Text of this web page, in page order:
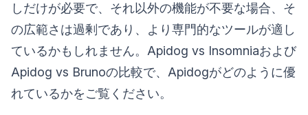
しだけが必要で、それ以外の機能が不要な場合、そ
の広範さは過剰であり、より専門的なツールが適し
ているかもしれません。Apidog vs Insomniaおよび
Apidog vs Brunoの比較で、Apidogがどのように優
れているかをご覧ください。